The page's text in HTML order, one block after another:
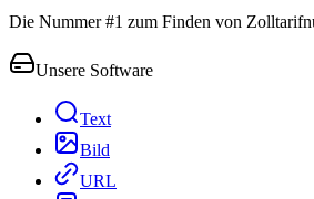
Die Nummer #1 zum Finden von
Unsere Software
Text
Bild
URL